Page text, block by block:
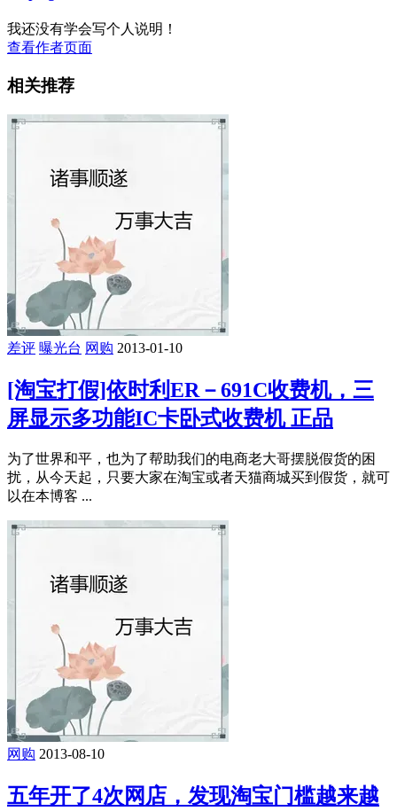
我还没有学会写个人说明！
查看作者页面
相关推荐
差评 曝光台 网购 2013-01-10
[淘宝打假]依时利ER－691C收费机，三
屏显示多功能IC卡卧式收费机 正品
为了世界和平，也为了帮助我们的电商老大哥摆脱假货的困
扰，从今天起，只要大家在淘宝或者天猫商城买到假货，就可
以在本博客 ...
网购 2013-08-10
五年开了4次网店，发现淘宝门槛越来越